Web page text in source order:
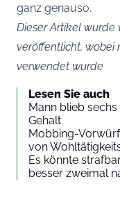
ganz genauso.
Dieser Artikel
veröffentlicht, wobei
verwendet wurde
Lesen Sie auch
Mann blieb
Gehalt
Mobbing-
von
Es könnte
besser zweimal